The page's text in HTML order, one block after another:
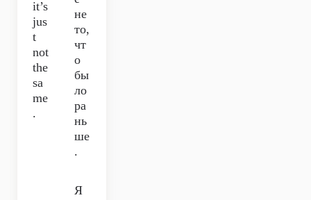
it’s
jus
t
not
the
sa
me
.
не
то,
чт
о
бы
ло
ра
нь
ше
.
Я